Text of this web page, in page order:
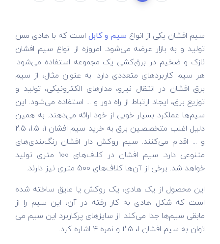
سیم افشان یکی از انواع سیم و کابل است که با هادی مس
تولید و به بازار عرضه می‌شود. امروزه از انواع سیم افشان
نازک و ضخیم در برق‌کشی یک مجموعه استفاده می‌شود.
هر سیم کاربردهای متعددی دارد. به عنوان مثال، از سیم
برق افشان در انتقال نیرو، مدارهای الکترونیکی، تولید و
توزیع برق، ایجاد ارتباط از راه دور و ... استفاده می‌شود. این
سیم‌ها عملکرد بسیار خوبی از خود ارائه می‌دهند. به همین
دلیل اغلب متخصصین برق به خرید سیم افشان 1، 1.5، 2.5
و ... اقدام می‌کنند. سیم روکش دار افشان رنگ‌بندی‌های
متنوعی دارد. سیم افشان در کلاف‌های 100 متری تولید
خواهد شد. برخی از آن‌ها کلاف‌های 500 متری نیز دارند.
این محصول از یک هادی، یک روکش یا عایق ساخته شده
است که شکل هادی به کار رفته در آن، این سیم را از
مابقی سیم‌ها جدا می‌کند. از سایزهای پرکاربرد این سیم می
توان به سیم افشان 1، 2.5 و نمره 4 اشاره کرد.